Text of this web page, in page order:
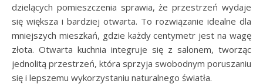
dzielących pomieszczenia sprawia, że przestrzeń wydaje
się większa i bardziej otwarta. To rozwiązanie idealne dla
mniejszych mieszkań, gdzie każdy centymetr jest na wagę
złota. Otwarta kuchnia integruje się z salonem, tworząc
jednolitą przestrzeń, która sprzyja swobodnym poruszaniu
się i lepszemu wykorzystaniu naturalnego światła.